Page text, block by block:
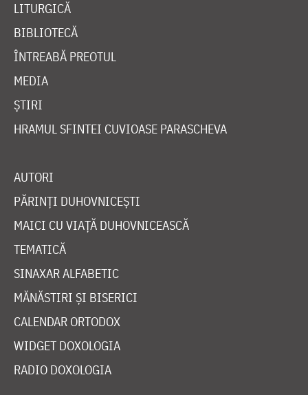
LITURGICĂ
BIBLIOTECĂ
ÎNTREABĂ PREOTUL
MEDIA
ȘTIRI
HRAMUL SFINTEI CUVIOASE PARASCHEVA
AUTORI
PĂRINȚI DUHOVNICEȘTI
MAICI CU VIAȚĂ DUHOVNICEASCĂ
TEMATICĂ
SINAXAR ALFABETIC
MĂNĂSTIRI ȘI BISERICI
CALENDAR ORTODOX
WIDGET DOXOLOGIA
RADIO DOXOLOGIA